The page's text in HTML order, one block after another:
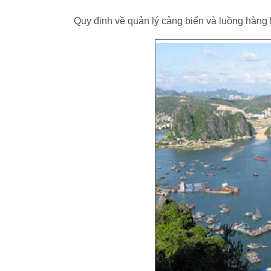
Quy định về quản lý cảng biển và luồng hàng